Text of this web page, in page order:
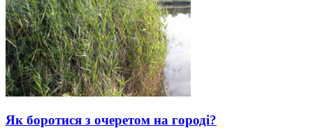
Як боротися з очеретом на городі?